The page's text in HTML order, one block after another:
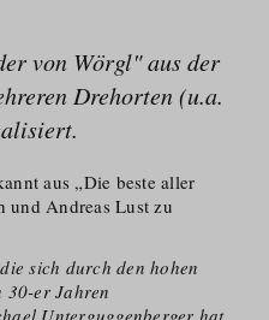
von Wörgl" aus der
Drehorten (u.a.
aus „Die beste aller
und Andreas Lust zu
sich durch den hohen
30-er Jahren
Unterguggenberger hat